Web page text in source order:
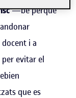
—bé perquè
i a
evitar el
que es